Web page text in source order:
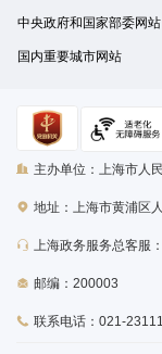
中央政府和国家部委网站
国内重要城市网站
主办单位：上海市人
地址：上海市黄浦区
上海政务服务总客服
邮编：200003
联系电话：021-